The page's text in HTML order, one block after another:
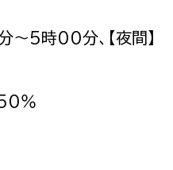
選挙管理委員会事務局
～5時00分、【夜間】
％